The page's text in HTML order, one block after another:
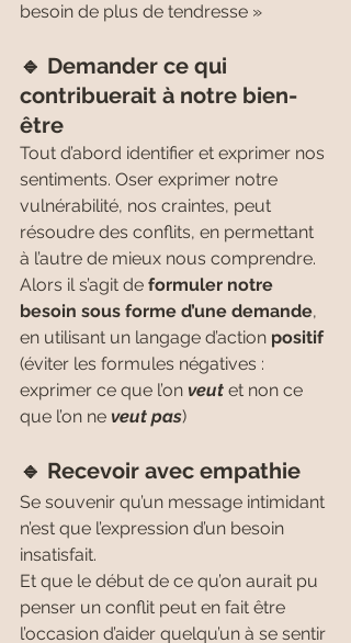
besoin de plus de tendresse »
🔹 Demander ce qui
contribuerait à notre bien-
être
Tout d’abord identifier et exprimer nos
sentiments. Oser exprimer notre
vulnérabilité, nos craintes, peut
résoudre des conflits, en permettant
à l’autre de mieux nous comprendre.
Alors il s’agit de formuler notre
besoin sous forme d’une demande,
en utilisant un langage d’action positif
(éviter les formules négatives :
exprimer ce que l’on veut et non ce
que l’on ne veut pas)
🔹 Recevoir avec empathie
Se souvenir qu’un message intimidant
n’est que l’expression d’un besoin
insatisfait.
Et que le début de ce qu’on aurait pu
penser un conflit peut en fait être
l’occasion d’aider quelqu’un à se sentir